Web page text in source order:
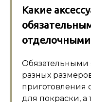
Какие
Обязательными
разных
приготовления
для покраски, а